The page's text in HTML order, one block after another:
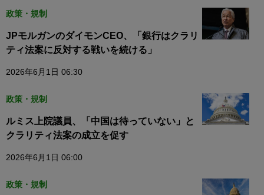
政策・規制
JPモルガンのダイモンCEO、「銀行はクラリ
ティ法案に反対する戦いを続ける」
2026年6月1日 06:30
政策・規制
ルミス上院議員、「中国は待っていない」と
クラリティ法案の成立を促す
2026年6月1日 06:00
政策・規制